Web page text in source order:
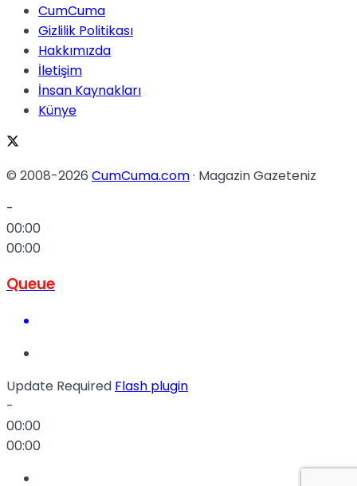
CumCuma
Gizlilik Politikası
Hakkımızda
İletişim
İnsan Kaynakları
Künye
© 2008-2026 CumCuma.com· Magazin Gazeteniz
-
00:00
00:00
Queue
Update Required Flash plugin
-
00:00
00:00